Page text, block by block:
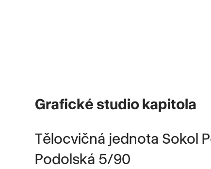
Grafické studio kapitola
Tělocvičná jednota Sokol
Podolská 5/90